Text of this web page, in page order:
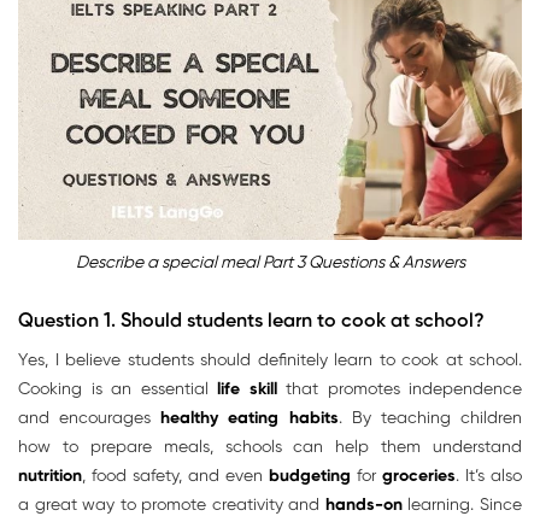
Describe a special meal Part 3 Questions & Answers
Question 1. Should students learn to cook at school?
Yes, I believe students should definitely learn to cook at school.
Cooking is an essential
life skill
that promotes independence
and encourages
healthy eating habits. By teaching children
how to prepare meals, schools can help them understand
nutrition, food safety, and even budgeting for groceries. It’s also
a great way to promote creativity and hands-onlearning. Since